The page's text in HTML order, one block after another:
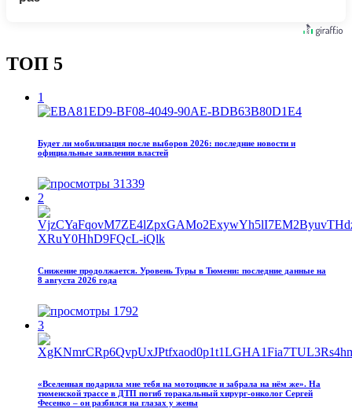
ТОП 5
1
Будет ли мобилизация после выборов 2026: последние новости и
официальные заявления властей
31339
2
Снижение продолжается. Уровень Туры в Тюмени: последние данные на
8 августа 2026 года
1792
3
«Вселенная подарила мне тебя на мотоцикле и забрала на нём же». На
тюменской трассе в ДТП погиб торакальный хирург-онколог Сергей
Фесенко – он разбился на глазах у жены